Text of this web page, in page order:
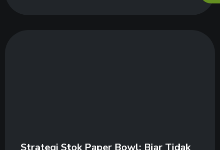
Strategi Stok Paper Bowl: Biar Tidak